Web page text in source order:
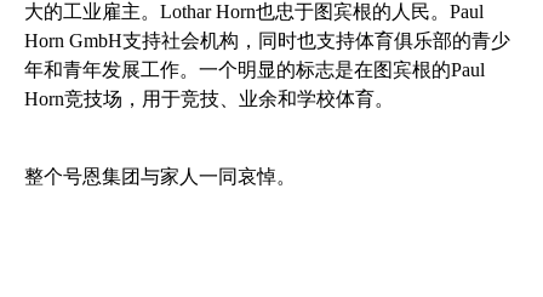
大的工业雇主。Lothar Horn也忠于图宾根的人民。Paul
Horn GmbH支持社会机构，同时也支持体育俱乐部的青少
年和青年发展工作。一个明显的标志是在图宾根的Paul
Horn竞技场，用于竞技、业余和学校体育。
整个号恩集团与家人一同哀悼。